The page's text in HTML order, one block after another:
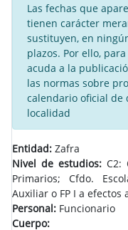
Las fechas que
tienen carácter
sustituyen, en
plazos. Por ello,
acuda a la
las normas sobre
calendario oficial de
localidad
Entidad: Zafra
Nivel de estudios: C2:
Primarios; Cfdo.
Auxiliar o FP I a efectos
Personal: Funcionario
Cuerpo: